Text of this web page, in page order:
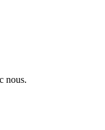
nous.